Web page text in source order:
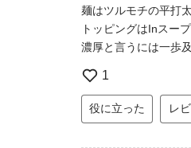
麺はツルモチの平打
トッピングはInスー
濃厚と言うには一歩
1
役に立った レ